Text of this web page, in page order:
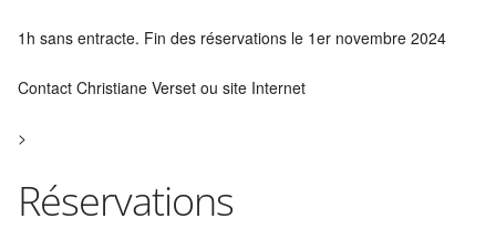
1h sans entracte. Fin des réservations le 1er novembre 2024
Contact Christiane Verset ou site Internet
>
Réservations